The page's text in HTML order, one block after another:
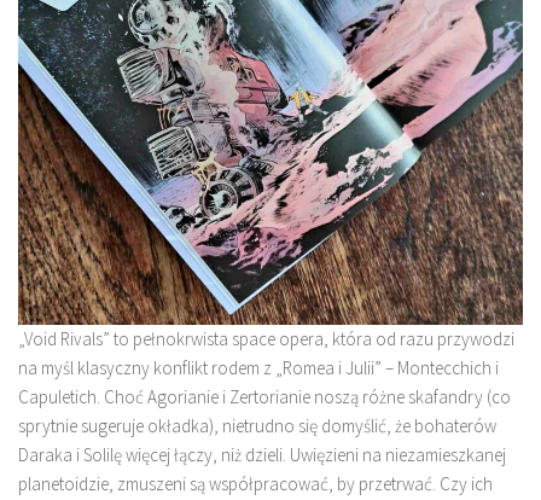
„Void Rivals” to pełnokrwista space opera, która od razu przywodzi
na myśl klasyczny konflikt rodem z „Romea i Julii” – Montecchich i
Capuletich. Choć Agorianie i Zertorianie noszą różne skafandry (co
sprytnie sugeruje okładka), nietrudno się domyślić, że bohaterów
Daraka i Solilę więcej łączy, niż dzieli. Uwięzieni na niezamieszkanej
planetoidzie, zmuszeni są współpracować, by przetrwać. Czy ich